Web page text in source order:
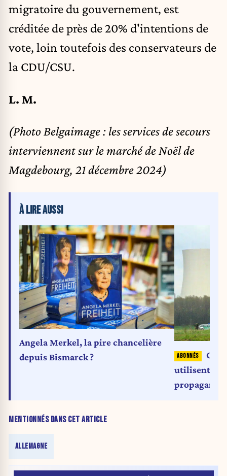
migratoire du gouvernement, est
créditée de près de 20% d'intentions de
vote, loin toutefois des conservateurs de
la CDU/CSU.
L. M.
(Photo Belgaimage : les services de secours
interviennent sur le marché de Noël de
Magdebourg, 21 décembre 2024)
MENTIONNÉS DANS CET ARTICLE
ALLEMAGNE
À LIRE AUSSI
Angela Merkel, la pire chancelière
depuis Bismarck ?
utilisent